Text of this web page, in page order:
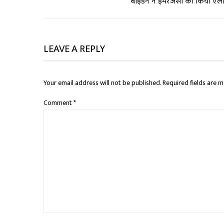
LEAVE A REPLY
Your email address will not be published.Required fields are
Comment*